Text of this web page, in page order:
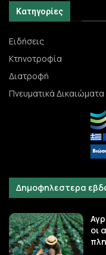
Κατηγορίες
Ειδήσεις
Κτηνοτροφία
Διατροφή
Πνευματικά
Δημοφηλεστερα
οι